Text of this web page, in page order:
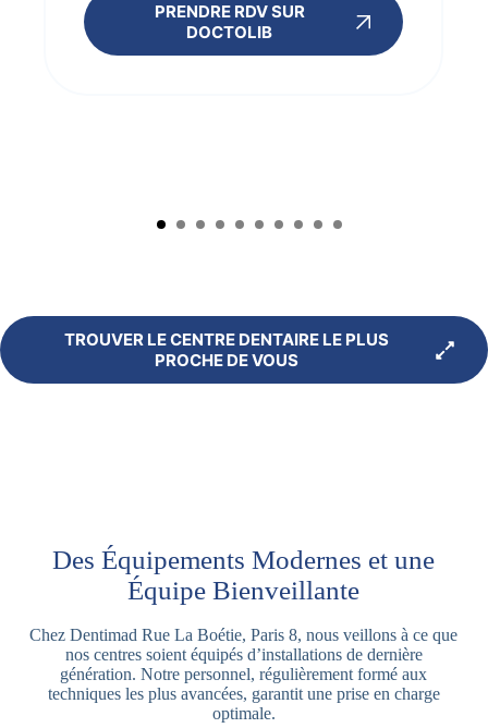
PRENDRE RDV SUR
DOCTOLIB
TROUVER LE CENTRE DENTAIRE LE PLUS
PROCHE DE VOUS
Des Équipements Modernes et une
Équipe Bienveillante
Chez Dentimad Rue La Boétie, Paris 8, nous veillons à ce que
nos centres soient équipés d’installations de dernière
génération. Notre personnel, régulièrement formé aux
techniques les plus avancées, garantit une prise en charge
optimale.